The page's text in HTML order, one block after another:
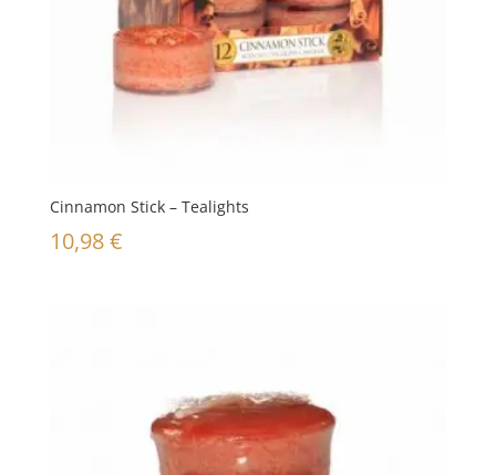
Cinnamon Stick – Tealights
10,98€